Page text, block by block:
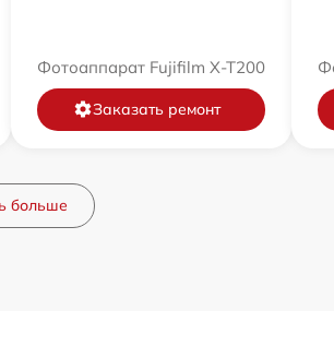
Фотоаппарат Fujifilm X-T200
Заказать ремонт
больше